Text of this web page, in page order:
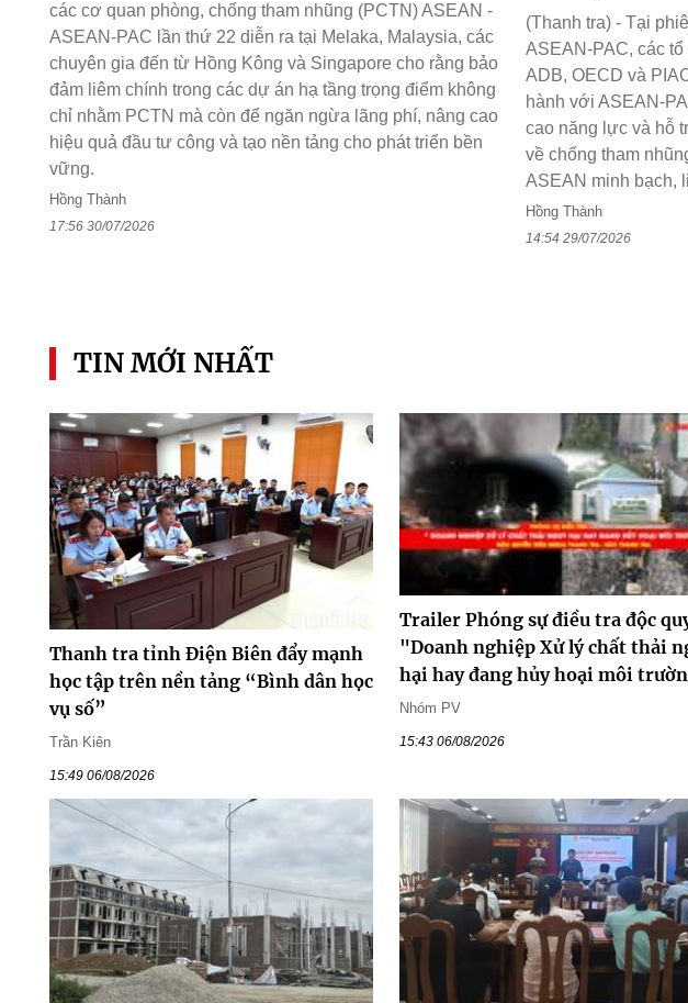
các cơ quan phòng, chống tham nhũng (PCTN) ASEAN -
ASEAN-PAC lần thứ 22 diễn ra tại Melaka, Malaysia, các
chuyên gia đến từ Hồng Kông và Singapore cho rằng bảo
đảm liêm chính trong các dự án hạ tầng trọng điểm không
chỉ nhằm PCTN mà còn để ngăn ngừa lãng phí, nâng cao
hiệu quả đầu tư công và tạo nền tảng cho phát triển bền
vững.
Hồng Thành
17:56 30/07/2026
(Thanh tra) - Tại
ASEAN-PAC, các
ADB, OECD và
hành với ASEAN-
cao năng lực và hỗ
về chống tham
ASEAN minh bạch,
Hồng Thành
14:54 29/07/2026
TIN MỚI NHẤT
Thanh tra tỉnh Điện Biên đẩy mạnh
học tập trên nền tảng “Bình dân học
vụ số”
Trần Kiên
15:49 06/08/2026
Trailer Phóng sự điều tra độc
"Doanh nghiệp Xử lý chất thải
hại hay đang hủy hoại môi
Nhóm PV
15:43 06/08/2026